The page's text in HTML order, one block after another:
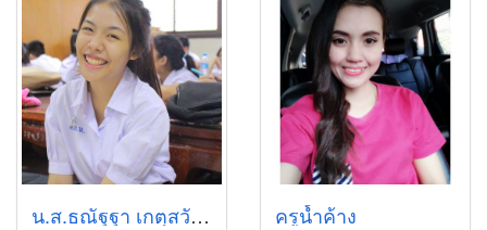
น.ส.ธณัฐฐา เกตุสวัสดิ์ ครูน้ำค้าง